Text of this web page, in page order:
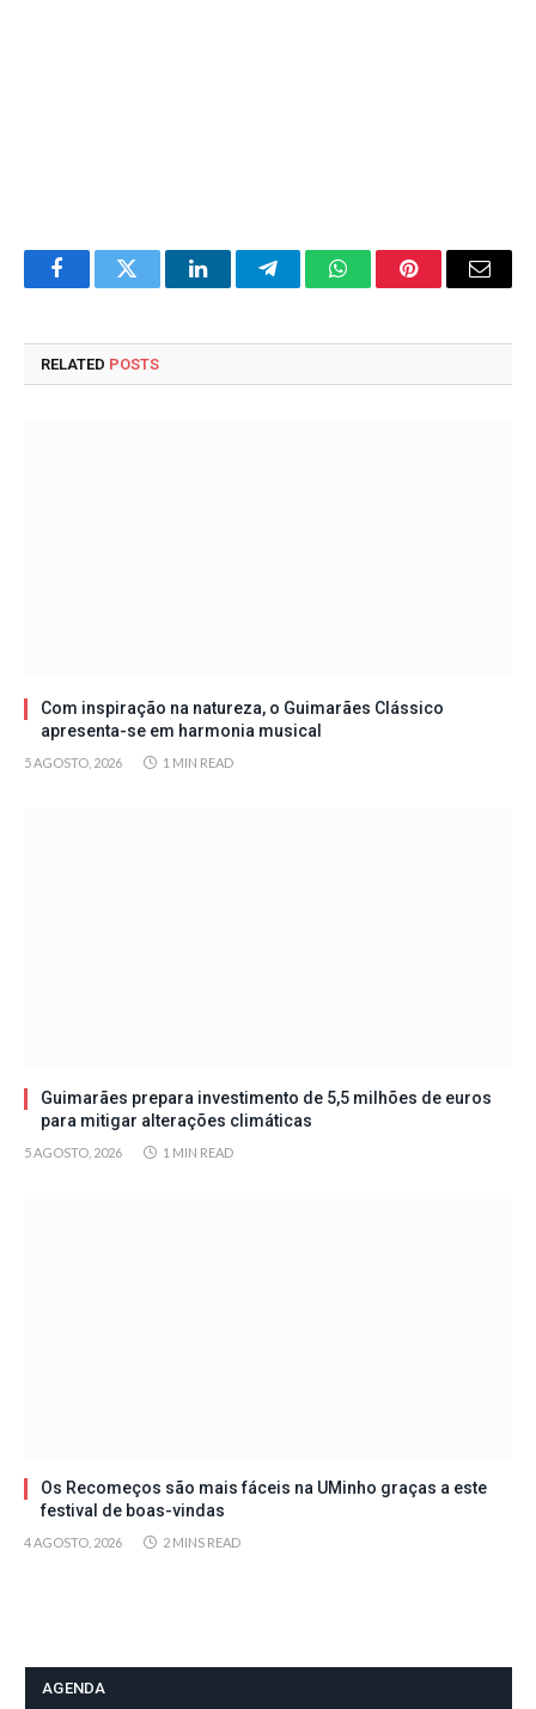
FacebookTwitter LinkedInTelegramWhatsAppPinterestEmail
RELATED POSTS
Com inspiração na natureza, o Guimarães Clássico
apresenta-se em harmonia musical
5 AGOSTO, 2026 1 MIN READ
Guimarães prepara investimento de 5,5 milhões de euros
para mitigar alterações climáticas
5 AGOSTO, 2026 1 MIN READ
Os Recomeços são mais fáceis na UMinho graças a este
festival de boas-vindas
4 AGOSTO, 2026 2 MINS READ
AGENDA